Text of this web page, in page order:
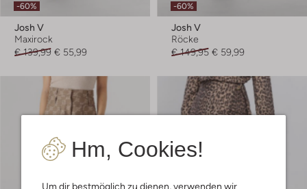
Hm, Cookies!
Um dir bestmöglich zu dienen, verwenden wir
-60%
Josh V
Maxirock
€ 139,99 € 55,99
-60%
Josh V
Röcke
€ 149,95 € 59,99